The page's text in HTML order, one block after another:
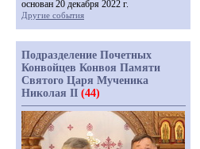
основан 20 декабря 2022 г.
Другие события
Подразделение Почетных
Конвойцев Конвоя Памяти
Святого Царя Мученика
Николая II (44)